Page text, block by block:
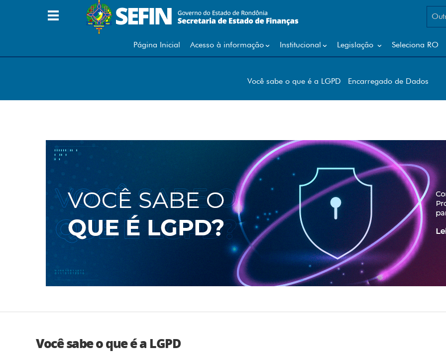
Consulta Internamento Notas
Consulta Pagamento DARE
Consultar Ordem de Serviço
Contatos
DARE Avulso
Denúncia Eletrônica
DFe Download
G
H
ICMS - Repasse para os municípios
Impressão DARE
IPVA - Repasse para os municípios
M
Meios de Pagamento - DIMP
N
Nota Legal
O
Organograma
Outros
P
Q
S
T
V
Página Inicial Acesso à informação Institucional Legislação Seleciona RO
Você sabe o que é a LGPD Encarregado de Dados
Você sabe o que é a LGPD